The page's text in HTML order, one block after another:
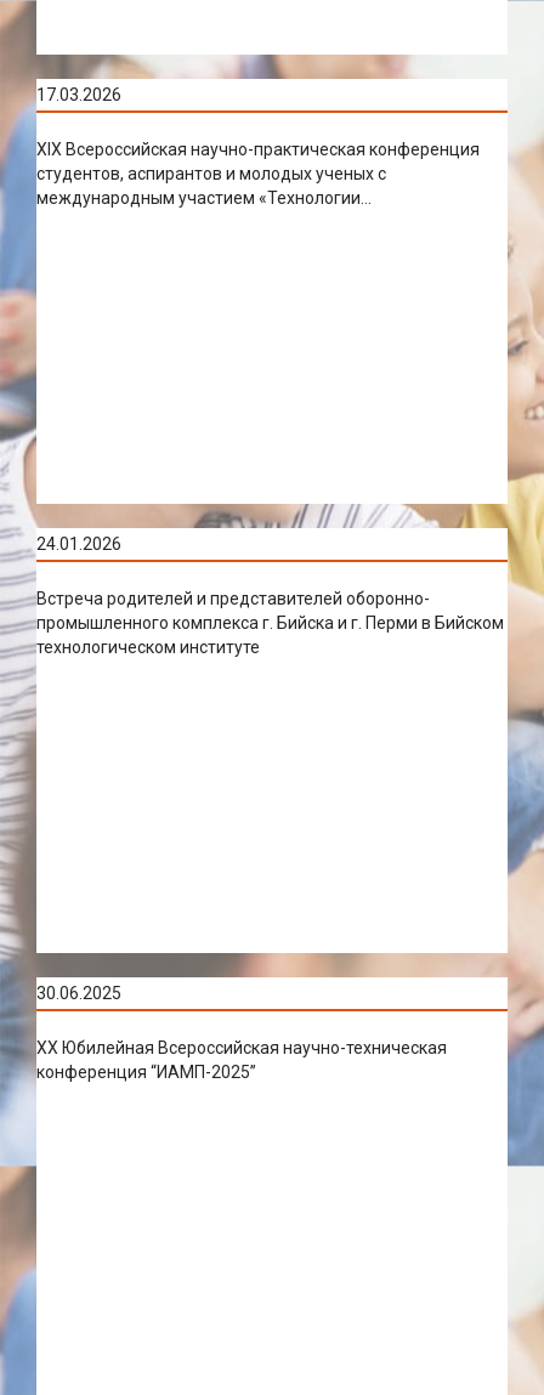
17.03.2026
XIX Всероссийская научно-практическая конференция
студентов, аспирантов и молодых ученых с
международным участием «Технологии...
24.01.2026
Встреча родителей и представителей оборонно-
промышленного комплекса г. Бийска и г. Перми в Бийском
технологическом институте
30.06.2025
XX Юбилейная Всероссийская научно-техническая
конференция “ИАМП-2025”